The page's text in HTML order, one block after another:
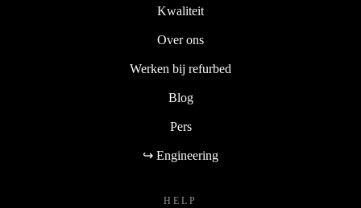
Kwaliteit
Over ons
Werken bij refurbed
Blog
Pers
↪ Engineering
HELP